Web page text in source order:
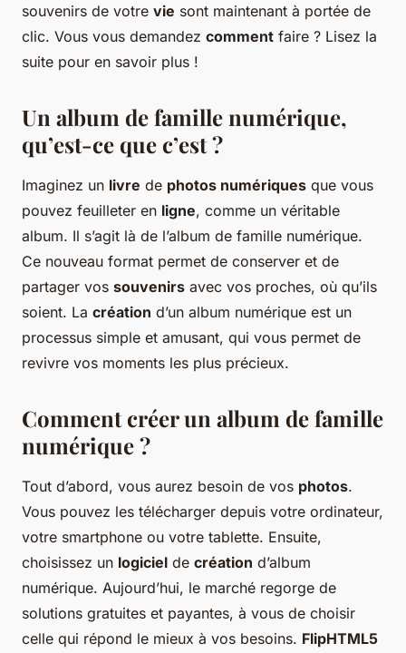
souvenirs de votre vie sont maintenant à portée de
clic. Vous vous demandez comment faire ? Lisez la
suite pour en savoir plus !
Un album de famille numérique,
qu’est-ce que c’est ?
Imaginez un livre de photos numériques que vous
pouvez feuilleter en ligne, comme un véritable
album. Il s’agit là de l’album de famille numérique.
Ce nouveau format permet de conserver et de
partager vos souvenirs avec vos proches, où qu’ils
soient. La création d’un album numérique est un
processus simple et amusant, qui vous permet de
revivre vos moments les plus précieux.
Comment créer un album de famille
numérique ?
Tout d’abord, vous aurez besoin de vos photos.
Vous pouvez les télécharger depuis votre ordinateur,
votre smartphone ou votre tablette. Ensuite,
choisissez un logiciel de création d’album
numérique. Aujourd’hui, le marché regorge de
solutions gratuites et payantes, à vous de choisir
celle qui répond le mieux à vos besoins. FlipHTML5